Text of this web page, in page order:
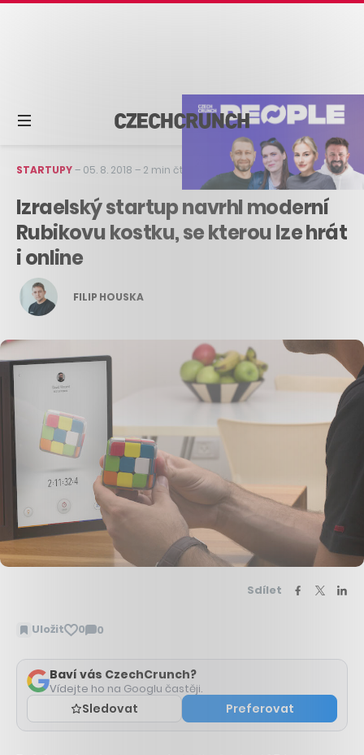
STARTUPY– 05. 8. 2018 – 2 min čtení
Izraelský startup navrhl moderní
Rubikovu kostku, se kterou lze hrát
i online
FILIP HOUSKA
Sdílet
Uložit 0 0
Zobrazit
Baví vás CzechCrunch?
Vídejte ho na Googlu častěji.
Sledovat Preferovat